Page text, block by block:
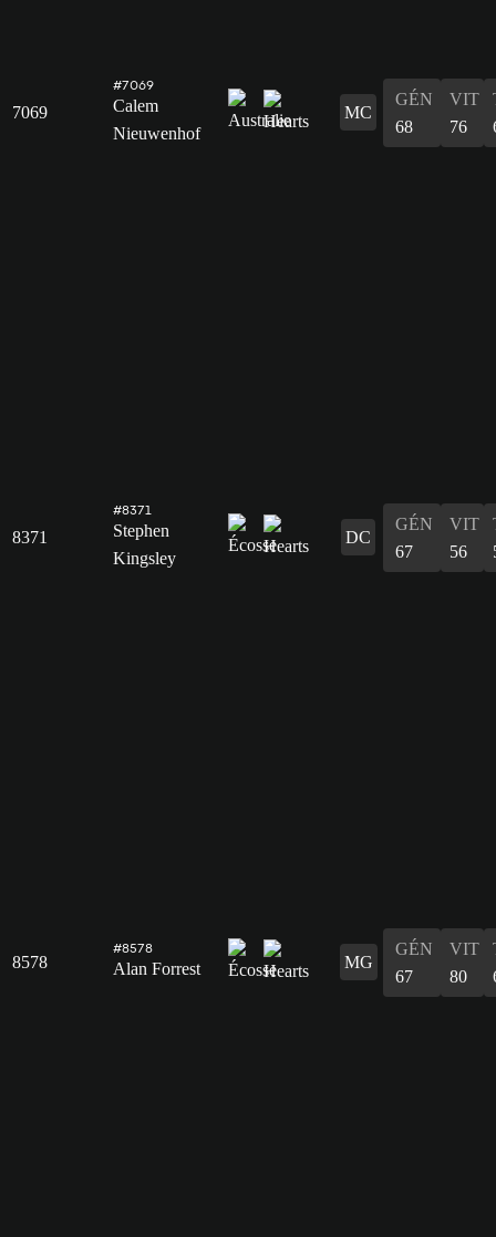
7069
#7069
Calem
Nieuwenhof
MC
GÉN
68
VIT
76
8371
#8371
Stephen
Kingsley
DC
GÉN
67
VIT
56
8578
#8578
Alan Forrest MG
GÉN
67
VIT
80